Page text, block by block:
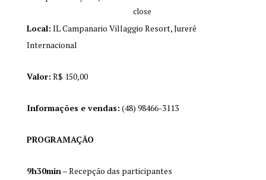
Local: IL Campanario Villaggio Resort, Jurerê
Internacional
Valor: R$ 150,00
Informações e vendas: (48) 98466-3113
PROGRAMAÇÃO
9h30min– Recepção das participantes
close